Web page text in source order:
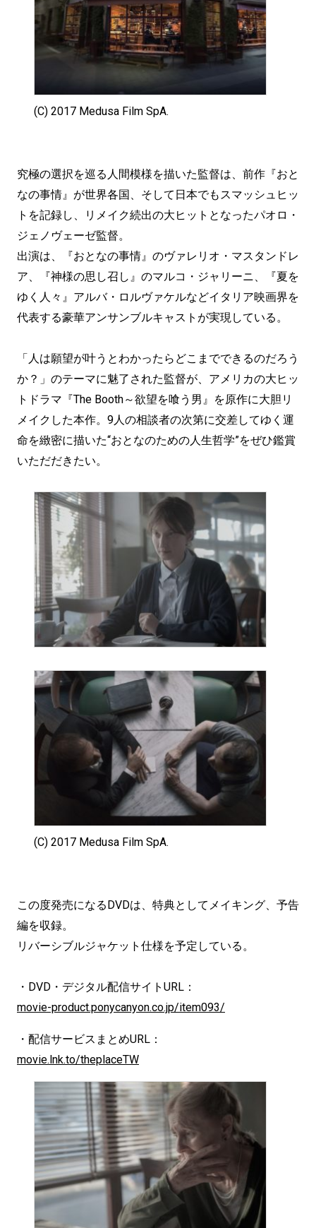
(C) 2017 Medusa Film SpA.
究極の選択を巡る人間模様を描いた監督は、前作『おと
なの事情』が世界各国、そして日本でもスマッシュヒッ
トを記録し、リメイク続出の大ヒットとなったパオロ・
ジェノヴェーゼ監督。
出演は、『おとなの事情』のヴァレリオ・マスタンドレ
ア、『神様の思し召し』のマルコ・ジャリーニ、『夏を
ゆく人々』アルバ・ロルヴァケルなどイタリア映画界を
代表する豪華アンサンブルキャストが実現している。
「人は願望が叶うとわかったらどこまでできるのだろう
か？」のテーマに魅了された監督が、アメリカの大ヒッ
トドラマ『The Booth～欲望を喰う男』を原作に大胆リ
メイクした本作。9人の相談者の次第に交差してゆく運
命を緻密に描いた“おとなのための人生哲学”をぜひ鑑賞
いただだきたい。
(C) 2017 Medusa Film SpA.
この度発売になるDVDは、特典としてメイキング、予告
編を収録。
リバーシブルジャケット仕様を予定している。
・DVD・デジタル配信サイトURL：
movie-product.ponycanyon.co.jp/item093/
・配信サービスまとめURL：
movie.lnk.to/theplaceTW